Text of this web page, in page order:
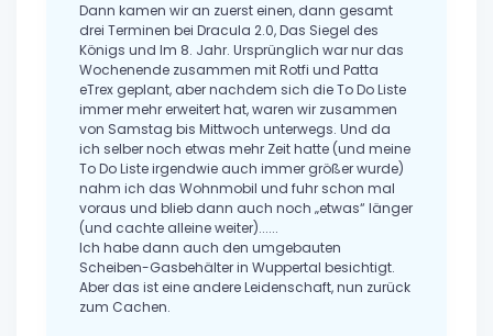
Dann kamen wir an zuerst einen, dann gesamt
drei Terminen bei Dracula 2.0, Das Siegel des
Königs und Im 8. Jahr. Ursprünglich war nur das
Wochenende zusammen mit Rotfi und Patta
eTrex geplant, aber nachdem sich die To Do Liste
immer mehr erweitert hat, waren wir zusammen
von Samstag bis Mittwoch unterwegs. Und da
ich selber noch etwas mehr Zeit hatte (und meine
To Do Liste irgendwie auch immer größer wurde)
nahm ich das Wohnmobil und fuhr schon mal
voraus und blieb dann auch noch „etwas“ länger
(und cachte alleine weiter)......
Ich habe dann auch den umgebauten
Scheiben-Gasbehälter in Wuppertal besichtigt.
Aber das ist eine andere Leidenschaft, nun zurück
zum Cachen.